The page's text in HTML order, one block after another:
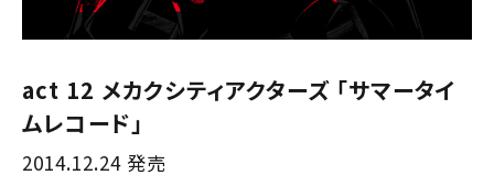
act 12 メカクシティアクターズ 「サマータイ
ムレコード」
2014.12.24 発売